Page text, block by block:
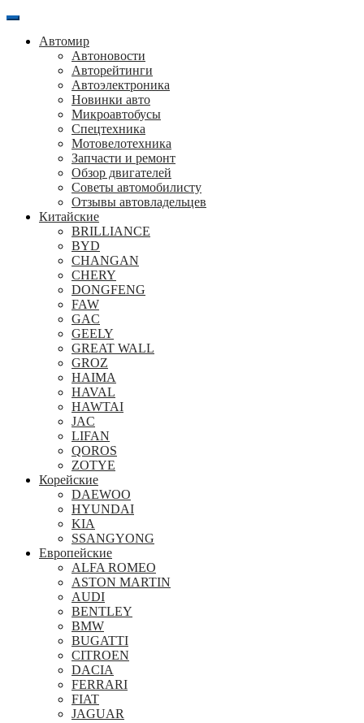
Перейти
содержанию
Автомир
Автоновости
Авторейтинги
Автоэлектроника
Новинки авто
Микроавтобусы
Спецтехника
Мотовелотехника
Запчасти и ремонт
Обзор двигателей
Советы автомобилисту
Отзывы автовладельцев
Китайские
BRILLIANCE
BYD
CHANGAN
CHERY
DONGFENG
FAW
GAC
GEELY
GREAT WALL
GROZ
HAIMA
HAVAL
HAWTAI
JAC
LIFAN
QOROS
ZOTYE
Корейские
DAEWOO
HYUNDAI
KIA
SSANGYONG
Европейские
ALFA ROMEO
ASTON MARTIN
AUDI
BENTLEY
BMW
BUGATTI
CITROEN
DACIA
FERRARI
FIAT
JAGUAR